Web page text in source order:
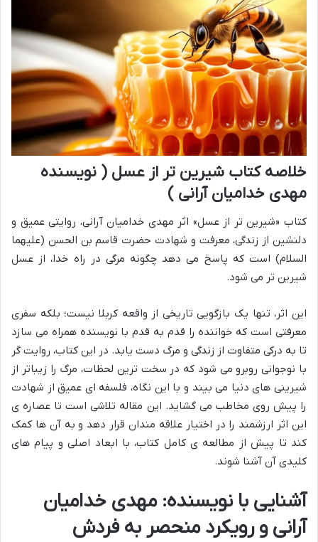
خلاصه کتاب شیرین تر از عسل ( نویسنده
مهدی خدامیان آرانی )
کتاب «شیرین تر از عسل» اثر مهدی خدامیان آرانی، روایتی عمیق و
دلنشین از زندگی، معرفت و شهادت حضرت قاسم بن الحسن (علیهما
السلام) است که پاسخ می دهد چگونه مرگی در راه خدا، از عسل
شیرین تر می شود.
این اثر، تنها یک بازگویی تاریخی از واقعه کربلا نیست؛ بلکه سفری
معرفتی است که خواننده را قدم به قدم با نویسنده همراه می سازد
تا به درکی متفاوت از زندگی و مرگ دست یابد. در این کتاب، روایت گر
با نوجوانی روبرو می شود که در سخت ترین لحظات، مرگ را زیباتر از
شیرینی های دنیا می بیند و با این نگاه، فلسفه ای عمیق از شهادت
را پیش روی مخاطب می گشاید. این مقاله تلاشی است تا عصاره ی
این اثر ارزشمند را در اختیار علاقه مندان قرار دهد و به آن ها کمک
کند تا پیش از مطالعه ی کامل کتاب، با ابعاد اصلی و پیام های
کلیدی آن آشنا شوند.
آشنایی با نویسنده: مهدی خدامیان
آرانی و رویکرد منحصر به فردش